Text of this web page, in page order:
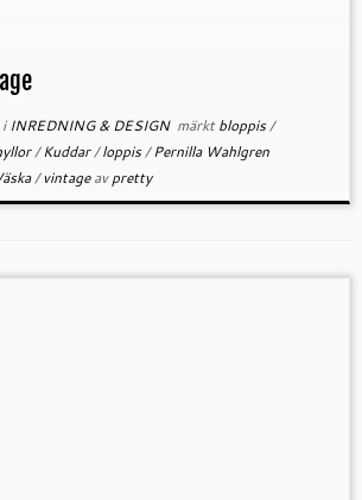
INREDNING & DESIGN märktbloppis/
/Kuddar/loppis/Pernilla Wahlgren
/vintageavpretty